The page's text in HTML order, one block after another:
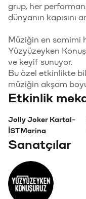
grup, her
dünyanın kapısını
Müziğin en samimi
Yüzyüzeyken
ve keyif sunuyor.
Bu özel etkinlikte
müziğin akşam
Etkinlik
Jolly Joker Kartal-
İSTMarina
Sanatçılar